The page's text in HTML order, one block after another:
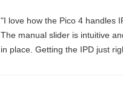
"I love how the Pico 4 handles
The manual slider is intuitive
in place. Getting the IPD just